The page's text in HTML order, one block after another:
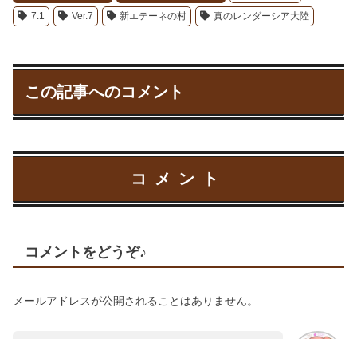
7.1 Ver.7 新エテーネの村 真のレンダーシア大陸
この記事へのコメント
コメント
コメントをどうぞ♪
メールアドレスが公開されることはありません。